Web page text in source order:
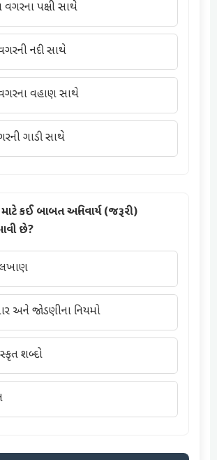
પક્ષી સાથે
નદી સાથે
વહાણ સાથે
ગાડી સાથે
કઈ બાબત અનિવાર્ય (જરૂરી)
છે?
અને જોડણીના નિયમો
શબ્દો